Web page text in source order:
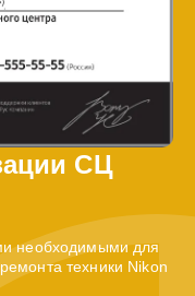
СЦ
необходимыми для
техники Nikon